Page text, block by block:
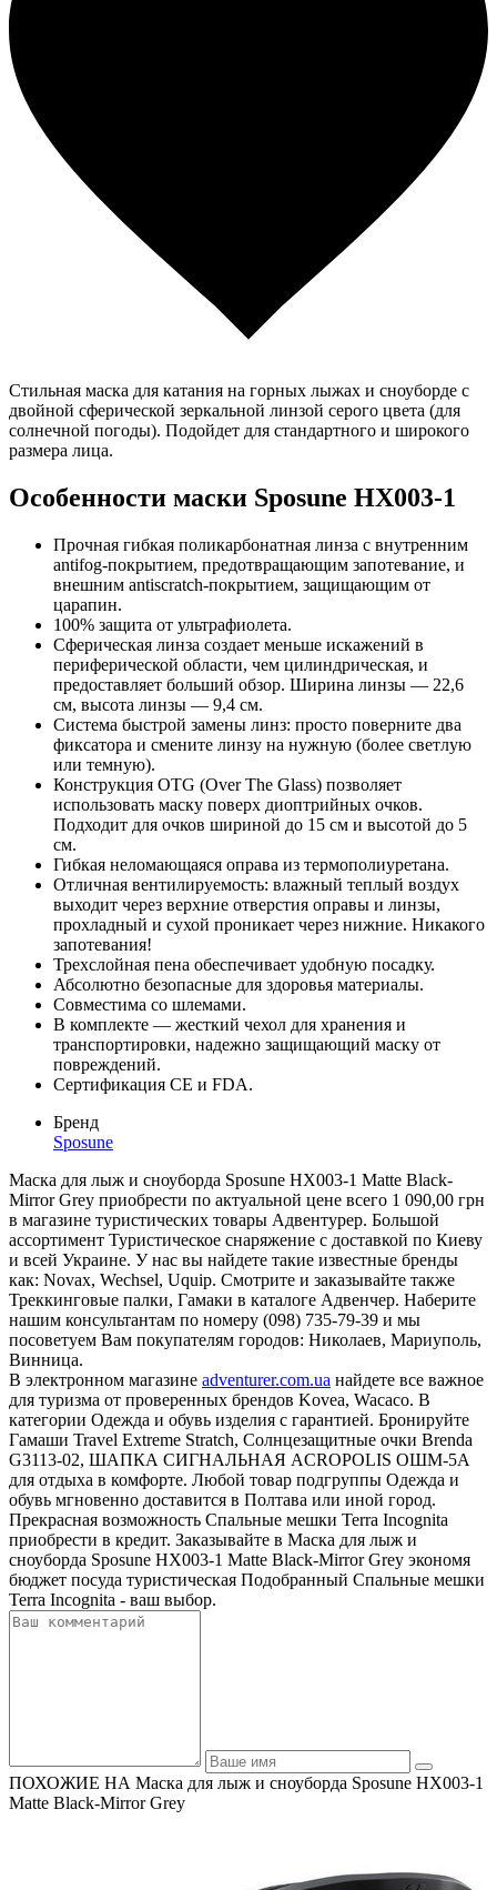
Стильная маска для катания на горных лыжах и сноуборде с
двойной сферической зеркальной линзой серого цвета (для
солнечной погоды). Подойдет для стандартного и широкого
размера лица.
Особенности маски Sposune HX003-1
Прочная гибкая поликарбонатная линза с внутренним
antifog-покрытием, предотвращающим запотевание, и
внешним antiscratch-покрытием, защищающим от
царапин.
100% защита от ультрафиолета.
Сферическая линза создает меньше искажений в
периферической области, чем цилиндрическая, и
предоставляет больший обзор. Ширина линзы — 22,6
см, высота линзы — 9,4 см.
Система быстрой замены линз: просто поверните два
фиксатора и смените линзу на нужную (более светлую
или темную).
Конструкция OTG (Over The Glass) позволяет
использовать маску поверх диоптрийных очков.
Подходит для очков шириной до 15 см и высотой до 5
см.
Гибкая неломающаяся оправа из термополиуретана.
Отличная вентилируемость: влажный теплый воздух
выходит через верхние отверстия оправы и линзы,
прохладный и сухой проникает через нижние. Никакого
запотевания!
Трехслойная пена обеспечивает удобную посадку.
Абсолютно безопасные для здоровья материалы.
Совместима со шлемами.
В комплекте — жесткий чехол для хранения и
транспортировки, надежно защищающий маску от
повреждений.
Сертификация CE и FDA.
Бренд
Sposune
Маска для лыж и сноуборда Sposune HX003-1 Matte Black-
Mirror Grey приобрести по актуальной цене всего 1 090,00 грн
в магазине туристических товары Адвентурер. Большой
ассортимент Туристическое снаряжение с доставкой по Киеву
и всей Украине. У нас вы найдете такие известные бренды
как: Novax, Wechsel, Uquip. Смотрите и заказывайте также
Треккинговые палки, Гамаки в каталоге Адвенчер. Наберите
нашим консультантам по номеру (098) 735-79-39 и мы
посоветуем Вам покупателям городов: Николаев, Мариуполь,
Винница.
В электронном магазине adventurer.com.ua найдете все важное
для туризма от проверенных брендов Kovea, Wacaco. В
категории Одежда и обувь изделия с гарантией. Бронируйте
Гамаши Travel Extreme Stratch, Солнцезащитные очки Brenda
G3113-02, ШАПКА СИГНАЛЬНАЯ ACROPOLIS ОШМ-5А
для отдыха в комфорте. Любой товар подгруппы Одежда и
обувь мгновенно доставится в Полтава или иной город.
Прекрасная возможность Спальные мешки Terra Incognita
приобрести в кредит. Заказывайте в Маска для лыж и
сноуборда Sposune HX003-1 Matte Black-Mirror Grey экономя
бюджет посуда туристическая Подобранный Спальные мешки
Terra Incognita - ваш выбор.
ПОХОЖИЕ НА Маска для лыж и сноуборда Sposune HX003-1
Matte Black-Mirror Grey